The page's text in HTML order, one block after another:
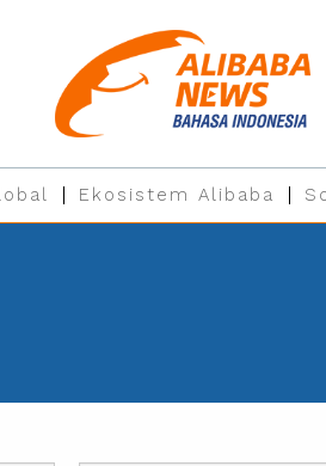
Ekosistem Alibaba